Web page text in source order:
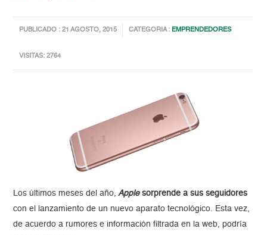
PUBLICADO : 21 AGOSTO, 2015 CATEGORIA : EMPRENDEDORES
VISITAS: 2764
Los últimos meses del año, Applesorprende a sus seguidores
con el lanzamiento de un nuevo aparato tecnológico. Esta vez,
de acuerdo a rumores e información filtrada en la web, podría